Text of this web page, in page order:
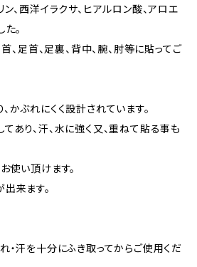
、西洋イラクサ、ヒアルロン酸、アロエ
。
首、足首、足裏、背中、腕、肘等に貼ってご
かぶれにくく設計されています。
あり、汗、水に強く又、重ねて貼る事も
使い頂けます。
来ます。
・汗を十分にふき取ってからご使用くだ